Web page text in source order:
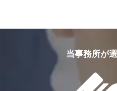
当事務所が